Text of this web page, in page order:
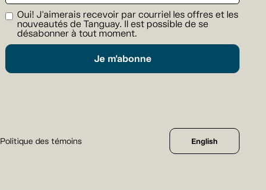
Oui! J'aimerais recevoir par courriel les offres et les
nouveautés de Tanguay. Il est possible de se
désabonner à tout moment.
Je m'abonne
Politique des témoins English